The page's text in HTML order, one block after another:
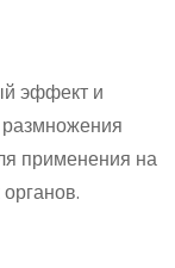
эффект и
применения на